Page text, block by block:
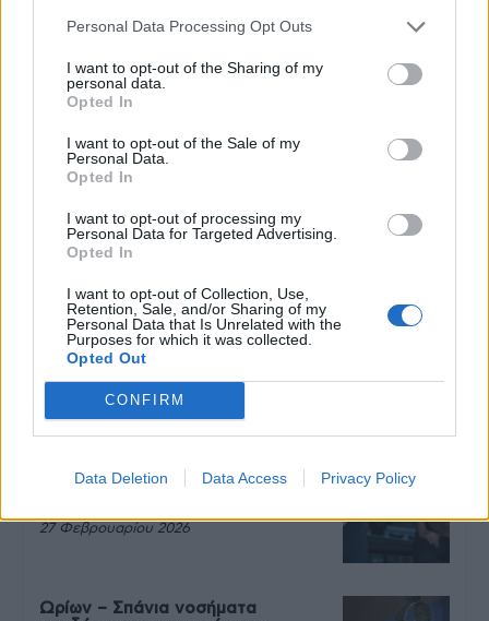
Personal Data Processing Opt Outs
I want to opt-out of the Sharing of my
personal data.
Opted In
I want to opt-out of the Sale of my
Personal Data.
Opted In
I want to opt-out of processing my
Personal Data for Targeted Advertising.
Opted In
I want to opt-out of Collection, Use,
Retention, Sale, and/or Sharing of my
Personal Data that Is Unrelated with the
Purposes for which it was collected.
Opted Out
CONFIRM
Data Deletion Data Access Privacy Policy
Τελευταία Νέα
9 πράγματα που δεν πρέπει να
27 Φεβρουαρίου 2026
Πάνω από 100 μωρά έχουν
γεννηθεί μέσω εξωσωματικής, με
την υποστήριξη της Be-Live
Μεταπροπονητική πείνα: Ο λόγος
που θέλεις να καταβροχθίσεις τα
27 Φεβρουαρίου 2026
Ωρίων – Σπάνια νοσήματα